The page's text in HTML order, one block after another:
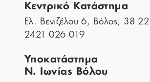
Κεντρικό Κατάστημα
Ελ. Βενιζέλου 6, Βόλος, 38 221
2421 026 019
Υποκατάστημα
Ν. Ιωνίας Βόλου